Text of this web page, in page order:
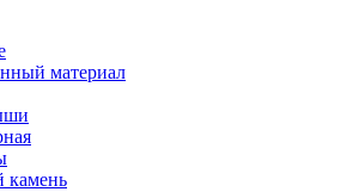
материал
камень